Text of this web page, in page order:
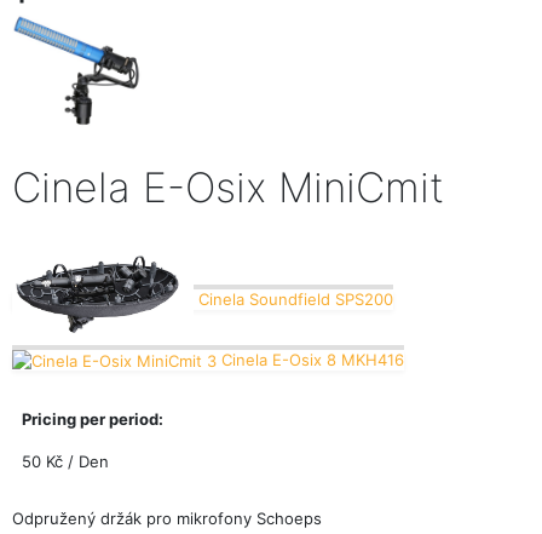
Cinela E-Osix MiniCmit
Cinela Soundfield SPS200
Cinela E-Osix 8 MKH416
Pricing per period:
50 Kč / Den
Odpružený držák pro mikrofony Schoeps